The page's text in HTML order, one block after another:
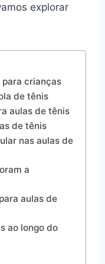
explorar
crianças
de tênis
aulas de tênis
de tênis
nas aulas de
a
aulas de
ao longo do